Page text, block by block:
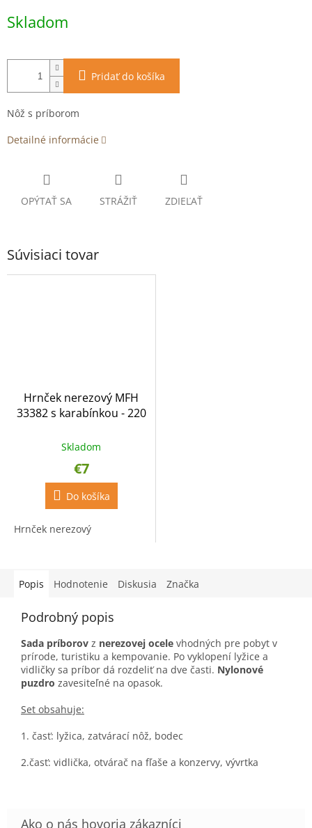
cena:
Skladom
Pridať do košíka
Nôž s príborom
Detailné informácie
OPÝTAŤ SA STRÁŽIŤ ZDIEĽAŤ
Súvisiaci tovar
Hrnček nerezový MFH
33382 s karabínkou - 220
Skladom
€7
Do košíka
Hrnček nerezový
Popis Hodnotenie Diskusia Značka
Podrobný popis
Sada príborov z nerezovej ocele vhodných pre pobyt v
prírode, turistiku a kempovanie. Po vyklopení lyžice a
vidličky sa príbor dá rozdeliť na dve časti. Nylonové
puzdro zavesiteľné na opasok.
Set obsahuje:
1. časť: lyžica, zatvárací nôž, bodec
2.časť: vidlička, otvárač na fľaše a konzervy, vývrtka